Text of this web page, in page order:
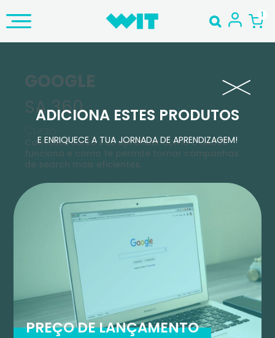
GOOGLE
SA 360
Com este curso irás aprender como o SA360
funciona e como te permite tornar campanhas
de search mais eficientes.
ADICIONA ESTES PRODUTOS
E ENRIQUECE A TUA JORNADA DE APRENDIZAGEM!
PREÇO DE LANÇAMENTO